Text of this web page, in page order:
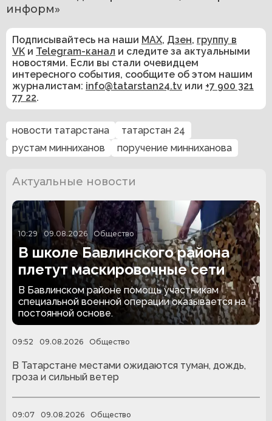
информ»
Подписывайтесь на наши MAX, Дзен, группу в
VK и Telegram-канал и следите за актуальными
новостями. Если вы стали очевидцем
интересного события, сообщите об этом нашим
журналистам: info@tatarstan24.tv или +7 900 321
77 22.
новости татарстана
татарстан 24
рустам минниханов
поручение минниханова
Актуальные новости
10:29 09.08.2026 Общество
В школе Бавлинского района
плетут маскировочные сети
В Бавлинском районе помощь участникам
специальной военной операции оказывается на
постоянной основе.
09:52 09.08.2026 Общество
В Татарстане местами ожидаются туман, дождь,
гроза и сильный ветер
09:07 09.08.2026 Общество